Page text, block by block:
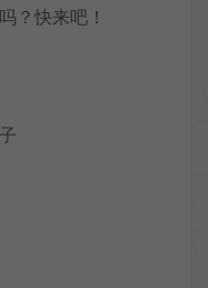
？快来吧！